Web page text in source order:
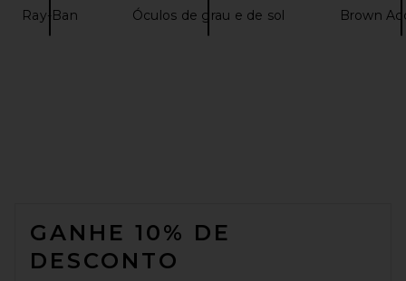
Ray-Ban Óculos de grau e de sol Brown
GANHE 10% DE
DESCONTO